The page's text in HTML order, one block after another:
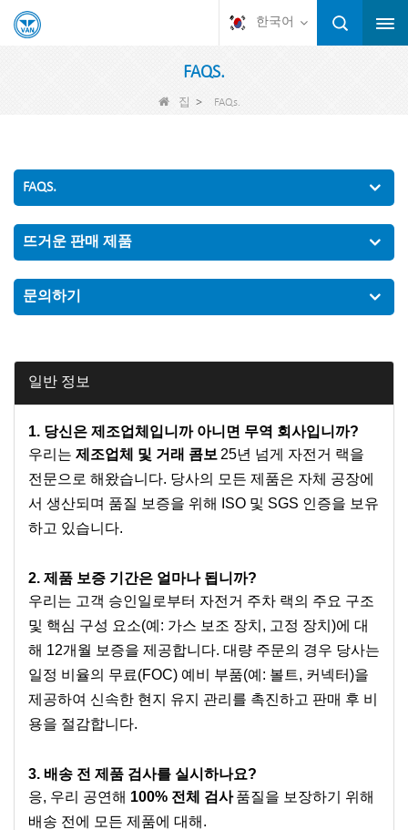
한국어
FAQS.
집 > FAQs.
FAQS.
뜨거운 판매 제품
문의하기
일반 정보
1. 당신은 제조업체입니까 아니면 무역 회사입니까?
우리는 제조업체 및 거래 콤보 25년 넘게 자전거 랙을
전문으로 해왔습니다. 당사의 모든 제품은 자체 공장에
서 생산되며 품질 보증을 위해 ISO 및 SGS 인증을 보유
하고 있습니다.
2. 제품 보증 기간은 얼마나 됩니까?
우리는 고객 승인일로부터 자전거 주차 랙의 주요 구조
및 핵심 구성 요소(예: 가스 보조 장치, 고정 장치)에 대
해 12개월 보증을 제공합니다. 대량 주문의 경우 당사는
일정 비율의 무료(FOC) 예비 부품(예: 볼트, 커넥터)을
제공하여 신속한 현지 유지 관리를 촉진하고 판매 후 비
용을 절감합니다.
3. 배송 전 제품 검사를 실시하나요?
응, 우리 공연해 100% 전체 검사 품질을 보장하기 위해
배송 전에 모든 제품에 대해.